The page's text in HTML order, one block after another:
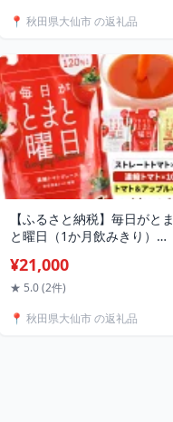
令和7年 通算23回 特A 秋田県
📍 秋田県大仙市 の返礼品
【ふるさと納税】毎日がとま
と曜日（1か月飲みきり）
＆アップルジュース」30P 詰
め合わせ 【ダイセン創農】
添加 酸化防止剤不使用 秋田
¥21,000
★ 5.0 (2件)
📍 秋田県大仙市 の返礼品